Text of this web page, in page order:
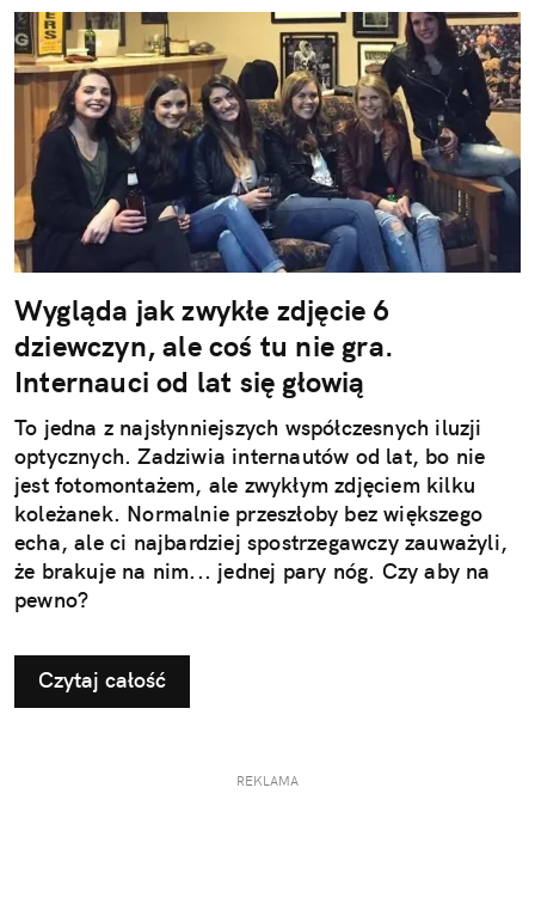
Wygląda jak zwykłe zdjęcie 6
dziewczyn, ale coś tu nie gra.
Internauci od lat się głowią
To jedna z najsłynniejszych współczesnych iluzji
optycznych. Zadziwia internautów od lat, bo nie
jest fotomontażem, ale zwykłym zdjęciem kilku
koleżanek. Normalnie przeszłoby bez większego
echa, ale ci najbardziej spostrzegawczy zauważyli,
że brakuje na nim... jednej pary nóg. Czy aby na
pewno?
Czytaj całość
REKLAMA